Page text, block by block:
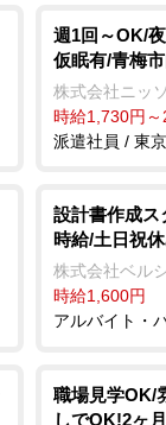
週1回～OK/
仮眠有/青梅
株式会社ニッ
時給1,730円～
派遣社員 / 東
設計書作成ス
時給/土日祝
株式会社ベル
時給1,600円
アルバイト・
職場見学OK/
しでOK!2ヶ